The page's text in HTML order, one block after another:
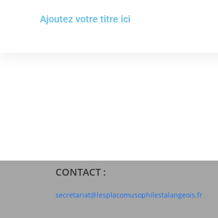
Ajoutez votre titre ici
CONTACT :
secretariat@lesplacomusophilestalangeois.fr